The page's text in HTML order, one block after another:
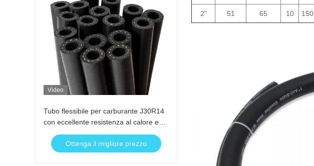
Video
Tubo flessibile per carburante J30R14
con eccellente resistenza al calore e
alla permeabilità
Ottenga il migliore prezzo
2" 51 65 10 150